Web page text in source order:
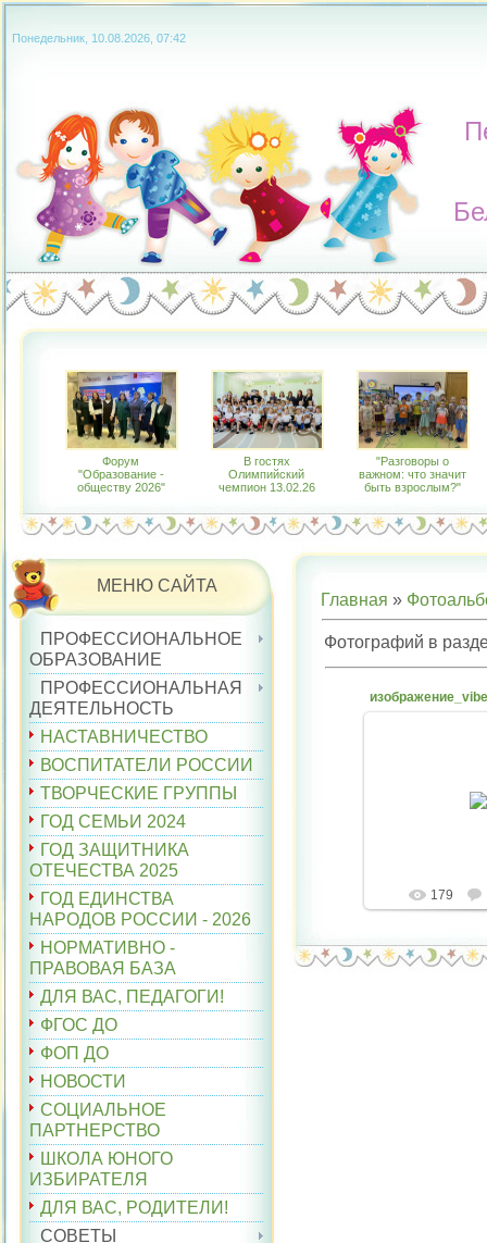
Понедельник, 10.08.2026, 07:42
Форум
"Образование -
обществу 2026"
В гостях
Олимпийский
чемпион 13.02.26
"Разговоры о
важном: что значит
быть взрослым?"
МЕНЮ САЙТА
ПРОФЕССИОНАЛЬНОЕ
ОБРАЗОВАНИЕ
ПРОФЕССИОНАЛЬНАЯ
ДЕЯТЕЛЬНОСТЬ
НАСТАВНИЧЕСТВО
ВОСПИТАТЕЛИ РОССИИ
ТВОРЧЕСКИЕ ГРУППЫ
ГОД СЕМЬИ 2024
ГОД ЗАЩИТНИКА
ОТЕЧЕСТВА 2025
ГОД ЕДИНСТВА
НАРОДОВ РОССИИ - 2026
НОРМАТИВНО -
ПРАВОВАЯ БАЗА
ДЛЯ ВАС, ПЕДАГОГИ!
ФГОС ДО
ФОП ДО
НОВОСТИ
СОЦИАЛЬНОЕ
ПАРТНЕРСТВО
ШКОЛА ЮНОГО
ИЗБИРАТЕЛЯ
ДЛЯ ВАС, РОДИТЕЛИ!
СОВЕТЫ
Главная »
Фотографий в
179